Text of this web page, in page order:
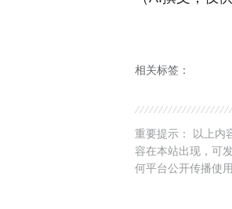
相关标签：
重要提示： 以上内
容在本站出现，可
何平台公开传播使